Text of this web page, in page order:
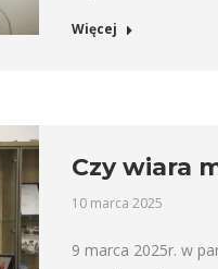
Więcej
Czy wiara
10 marca 2025
9 marca 2025r. w